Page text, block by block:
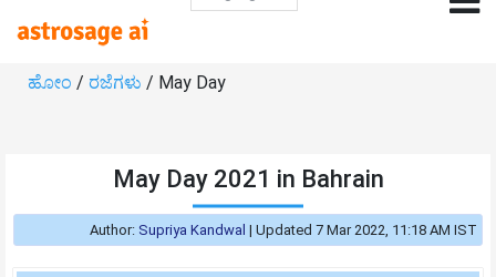
ಹೋಂ / ರಜೆಗಳು / May Day
May Day 2021 in Bahrain
Author: Supriya Kandwal | Updated 7 Mar 2022, 11:18 AM IST